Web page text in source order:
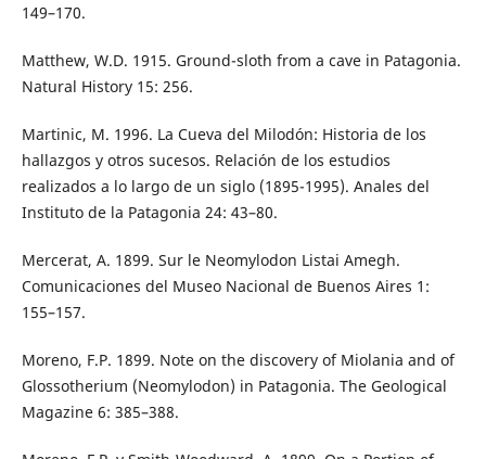
149–170.
Matthew, W.D. 1915. Ground-sloth from a cave in Patagonia.
Natural History 15: 256.
Martinic, M. 1996. La Cueva del Milodón: Historia de los
hallazgos y otros sucesos. Relación de los estudios
realizados a lo largo de un siglo (1895-1995). Anales del
Instituto de la Patagonia 24: 43–80.
Mercerat, A. 1899. Sur le Neomylodon Listai Amegh.
Comunicaciones del Museo Nacional de Buenos Aires 1:
155–157.
Moreno, F.P. 1899. Note on the discovery of Miolania and of
Glossotherium (Neomylodon) in Patagonia. The Geological
Magazine 6: 385–388.